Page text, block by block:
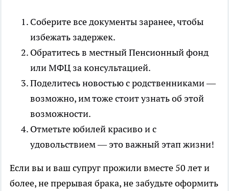
Соберите все документы заранее, чтобы
избежать задержек.
Обратитесь в местный Пенсионный фонд
или МФЦ за консультацией.
Поделитесь новостью с родственниками —
возможно, им тоже стоит узнать об этой
возможности.
Отметьте юбилей красиво и с
удовольствием — это важный этап жизни!
Если вы и ваш супруг прожили вместе 50 лет и
более, не прерывая брака, не забудьте оформить